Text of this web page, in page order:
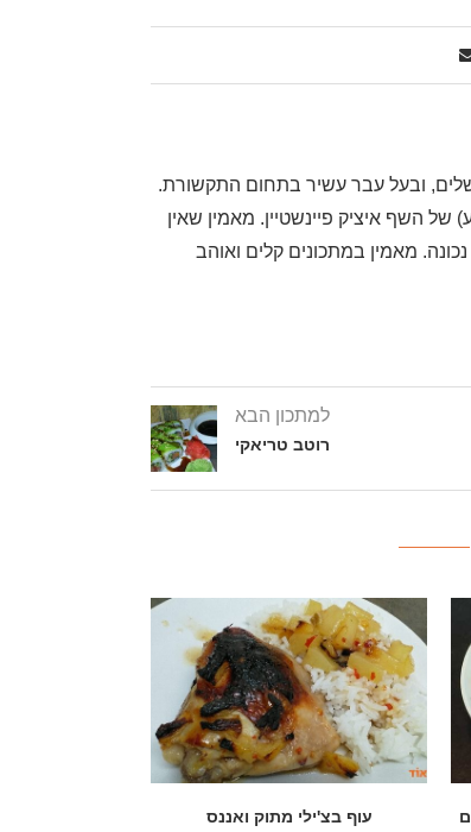
מירושלים, ובעל עבר עשיר בתחום התקשורת.
השף איציק פיינשטיין. מאמין שאין
מאמין במתכונים קלים ואוהב
למתכון הבא
רוטב טריאקי
פסטה בשמן זית עם חזה עוף, פטריות